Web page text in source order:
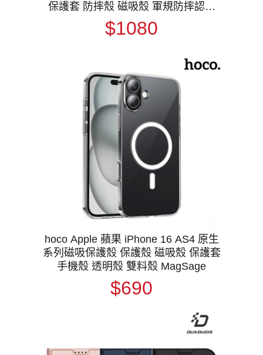
保護套 防摔殼 磁吸殼 軍規防摔認證
MagSafe
$1080
hoco Apple 蘋果 iPhone 16 AS4 原生
系列磁吸保護殼 保護殼 磁吸殼 保護套
手機殼 透明殼 雙料殼 MagSage
$690